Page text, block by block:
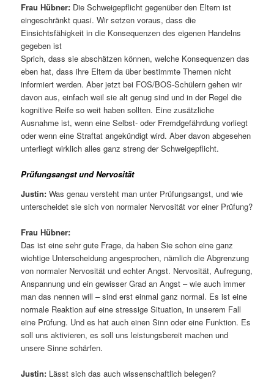
Frau Hübner: Die Schweigepflicht gegenüber den Eltern ist
eingeschränkt quasi. Wir setzen voraus, dass die
Einsichtsfähigkeit in die Konsequenzen des eigenen Handelns
gegeben ist
Sprich, dass sie abschätzen können, welche Konsequenzen das
eben hat, dass ihre Eltern da über bestimmte Themen nicht
informiert werden. Aber jetzt bei FOS/BOS-Schülern gehen wir
davon aus, einfach weil sie alt genug sind und in der Regel die
kognitive Reife so weit haben sollten. Eine zusätzliche
Ausnahme ist, wenn eine Selbst- oder Fremdgefährdung vorliegt
oder wenn eine Straftat angekündigt wird. Aber davon abgesehen
unterliegt wirklich alles ganz streng der Schweigepflicht.
Prüfungsangst und Nervosität
Justin: Was genau versteht man unter Prüfungsangst, und wie
unterscheidet sie sich von normaler Nervosität vor einer Prüfung?
Frau Hübner:
Das ist eine sehr gute Frage, da haben Sie schon eine ganz
wichtige Unterscheidung angesprochen, nämlich die Abgrenzung
von normaler Nervosität und echter Angst. Nervosität, Aufregung,
Anspannung und ein gewisser Grad an Angst – wie auch immer
man das nennen will – sind erst einmal ganz normal. Es ist eine
normale Reaktion auf eine stressige Situation, in unserem Fall
eine Prüfung. Und es hat auch einen Sinn oder eine Funktion. Es
soll uns aktivieren, es soll uns leistungsbereit machen und
unsere Sinne schärfen.
Justin: Lässt sich das auch wissenschaftlich belegen?